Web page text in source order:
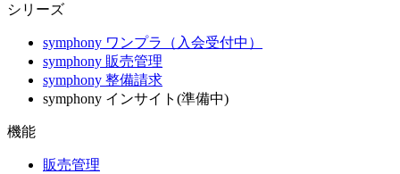
シリーズ
symphony ワンプラ（入会受付中）
symphony 販売管理
symphony 整備請求
symphony インサイト(準備中)
機能
販売管理